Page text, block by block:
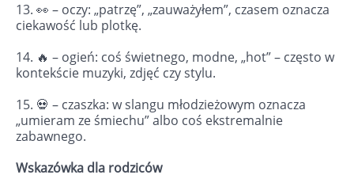
13. 👀 – oczy: „patrzę”, „zauważyłem”, czasem oznacza
ciekawość lub plotkę.
14. 🔥 – ogień: coś świetnego, modne, „hot” – często w
kontekście muzyki, zdjęć czy stylu.
15. 💀 – czaszka: w slangu młodzieżowym oznacza
„umieram ze śmiechu” albo coś ekstremalnie
zabawnego.
Wskazówka dla rodziców